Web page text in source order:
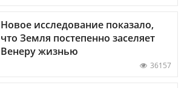
Новое исследование показало,
что Земля постепенно заселяет
Венеру жизнью
36157